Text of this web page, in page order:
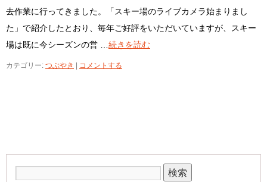
去作業に行ってきました。「スキー場のライブカメラ始まりまし
た」で紹介したとおり、毎年ご好評をいただいていますが、スキー
場は既に今シーズンの営 … 続きを読む
カテゴリー: つぶやき コメントする